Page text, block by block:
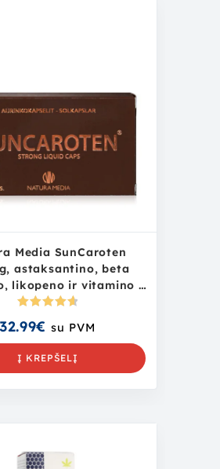
Media SunCaroten
astaksantino, beta
likopeno ir vitamino E
kompleksas, N40
s:4.75iš
32.99€ su PVM
Į KREPŠELĮ